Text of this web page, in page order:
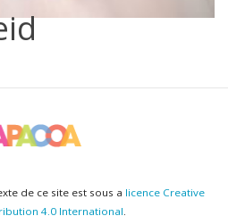
de ce site est sous a licence Creative
4.0 International.